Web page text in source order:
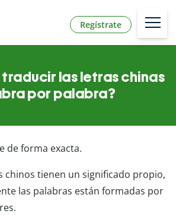
Regístrate
traducir las letras chinas
por palabra?
de forma exacta.
chinos tienen un significado propio,
las palabras están formadas por